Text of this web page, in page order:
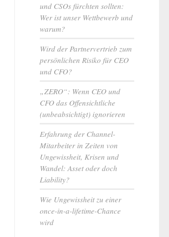
und CSOs fürchten sollten:
Wer ist unser Wettbewerb und
warum?
Wird der Partnervertrieb zum
persönlichen Risiko für CEO
und CFO?
„ZERO“: Wenn CEO und
CFO das Offensichtliche
(unbeabsichtigt) ignorieren
Erfahrung der Channel-
Mitarbeiter in Zeiten von
Ungewissheit, Krisen und
Wandel: Asset oder doch
Liability?
Wie Ungewissheit zu einer
once-in-a-lifetime-Chance
wird